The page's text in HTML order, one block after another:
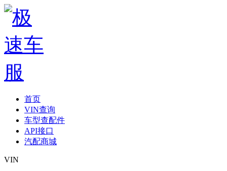
首页
VIN查询
车型查配件
API接口
汽配商城
VIN